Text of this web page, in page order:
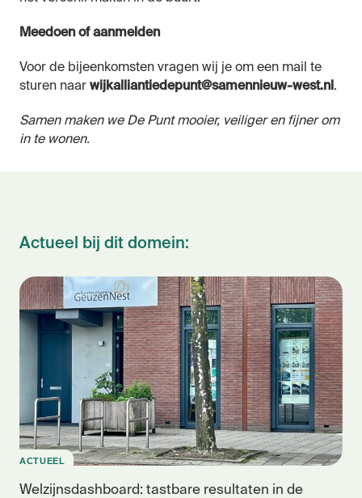
Meedoen of aanmelden
Voor de bijeenkomsten vragen wij je om een mail te
sturen naar wijkalliantiedepunt@samennieuw-west.nl.
Samen maken we De Punt mooier, veiliger en fijner om
in te wonen.
Actueel bij dit domein:
ACTUEEL
Welzijnsdashboard: tastbare resultaten in de